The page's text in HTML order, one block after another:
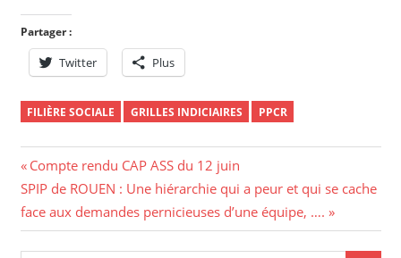
Partager :
Twitter Plus
FILIÈRE SOCIALE GRILLES INDICIAIRES PPCR
Navigation
de
l’article
Previous
Post:
Compte rendu CAP ASS du 12 juin
Next
Post:
SPIP de ROUEN : Une hiérarchie qui a peur et qui se cache
face aux demandes pernicieuses d’une équipe, ….